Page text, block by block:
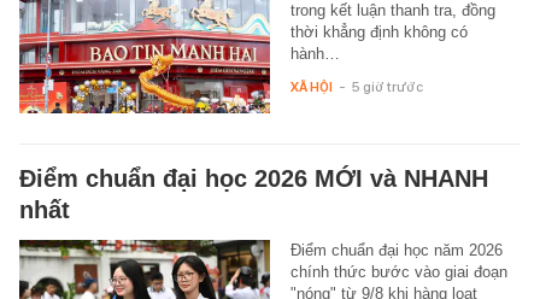
trong kết luận thanh tra, đồng
thời khẳng định không có
hành…
XÃ HỘI - 5 giờ trước
Điểm chuẩn đại học 2026 MỚI và NHANH
nhất
Điểm chuẩn đại học năm 2026
chính thức bước vào giai đoạn
"nóng" từ 9/8 khi hàng loạt